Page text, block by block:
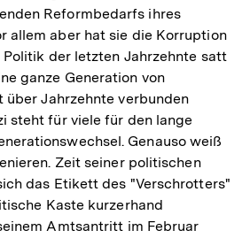
Reformbedarfs ihres
allem aber hat sie die Korruption
der letzten Jahrzehnte satt
ganze Generation von
über Jahrzehnte verbunden
steht für viele für den lange
Genauso weiß
Zeit seiner politischen
das Etikett des "Verschrotters"
Kaste kurzerhand
Amtsantritt im Februar